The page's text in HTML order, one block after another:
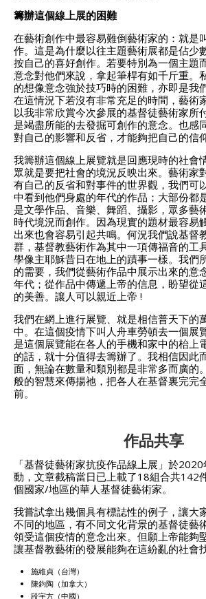
籌辦這個線上展的困難
在藝術創作中最容易難倒藝術家的：就是
作。這是為什麼以往主題藝術展都是佔少
按自己的喜好創作。若要特別為一個主題
意念對他們來說，拿起筆桿有如千斤重。
的想像意念強於技巧時的困難，亦即是我
在這情況下若沒有非常充足的時間，藝術
以我非常欣賞今次參展的基督徒藝術家所
是竭盡所能的去發掘可創作的意念。也感
對自己的影響和反省，才能夠把自己的信
我籌辦這個線上展覽就是回應現時的社會
眾就是要把社會的境況反映出來。藝術家
有自己的反省和對事件的世界觀，我們可
中看到他們身處的年代的作品；大部份都
是文學作品、音樂、舞蹈、攝影，眾多藝
時代境況而創作。因為現實的題材最容易
出來也會容易引起共鳴。何況我們說基督
群，基督教藝術作為其中一項傳福音的工
學像主耶穌昔日在地上的蹟事一樣。我們
的需要，我們從藝術作品中展示出來的意
年代；從作品中傳遞上帝的信息，盼望從
的美善。讓人可以親近上帝 !
我們在網上進行展覽、就是相信普天下的
中。在這個疫情下叫人舟車勞頓去一個展
是這個展覽能在各人的手機和家中的枱上
的話，就十分值得去籌辦了。我相信因此
面，無論在數量和類別都是非常多而廣的
般的智慧來傳揚祂，把各人在基督裏完完
前。
作品共享
「基督徒藝術家抗疫作品線上展」於
動，文章截稿當日已上載了18組合共142
個國家/地區的華人基督徒藝術家。
我嘗試拿出幾個具有標誌性的例子，讓大
不同的地區，有不同文化背景的基督徒藝
領受這個疫情的意念出來。但願上帝能夠
讓基督教藝術的發展能夠在這紛亂的社會
施維貞（台灣）
陳鈞陶（加拿大）
段宇方（中國）